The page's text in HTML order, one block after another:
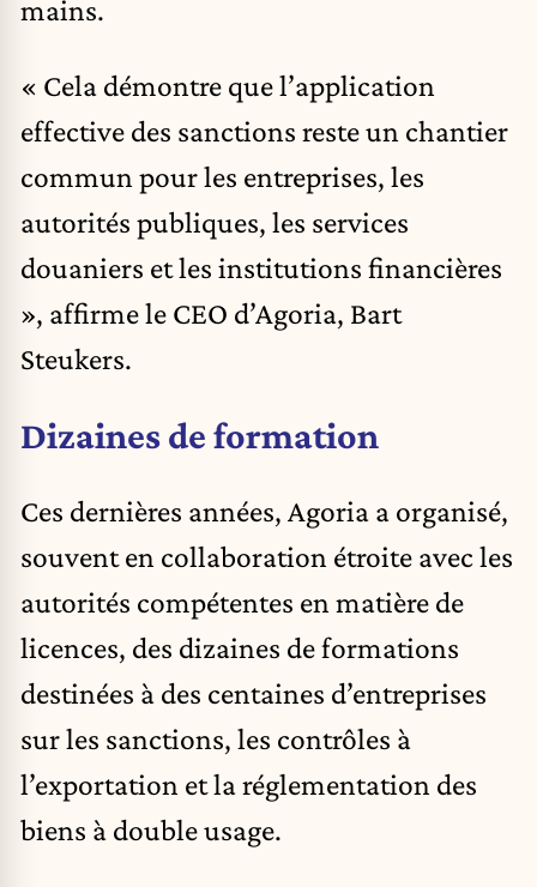
mains.
« Cela démontre que l’application
effective des sanctions reste un chantier
commun pour les entreprises, les
autorités publiques, les services
douaniers et les institutions financières
», affirme le CEO d’Agoria, Bart
Steukers.
Dizaines de formation
Ces dernières années, Agoria a organisé,
souvent en collaboration étroite avec les
autorités compétentes en matière de
licences, des dizaines de formations
destinées à des centaines d’entreprises
sur les sanctions, les contrôles à
l’exportation et la réglementation des
biens à double usage.